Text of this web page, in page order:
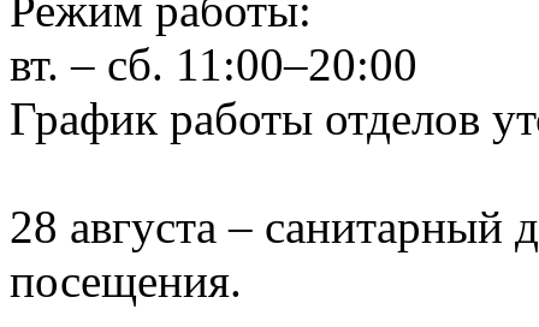
вт. – сб. 11:00–20:00
График работы отделов
28 августа – санитарный
посещения.